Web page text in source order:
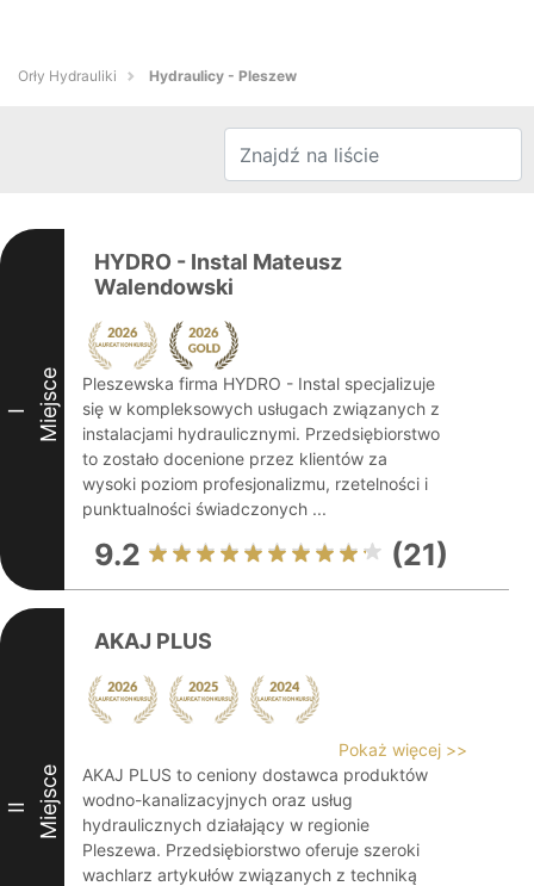
Orły Hydrauliki Hydraulicy - Pleszew
I Miejsce
HYDRO - Instal Mateusz
Walendowski
Pleszewska firma HYDRO - Instal specjalizuje
się w kompleksowych usługach związanych z
instalacjami hydraulicznymi. Przedsiębiorstwo
to zostało docenione przez klientów za
wysoki poziom profesjonalizmu, rzetelności i
punktualności świadczonych ...
9.2 (21)
II Miejsce
AKAJ PLUS
Pokaż więcej >>
AKAJ PLUS to ceniony dostawca produktów
wodno-kanalizacyjnych oraz usług
hydraulicznych działający w regionie
Pleszewa. Przedsiębiorstwo oferuje szeroki
wachlarz artykułów związanych z techniką